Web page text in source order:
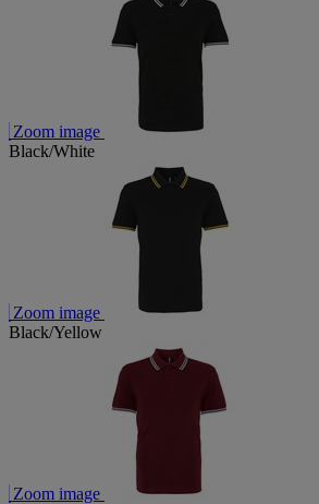
Zoom image
Black/White
Zoom image
Black/Yellow
Zoom image